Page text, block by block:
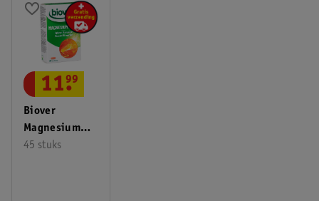
Biover
Magnesium
Forte
45 stuks
11.
99